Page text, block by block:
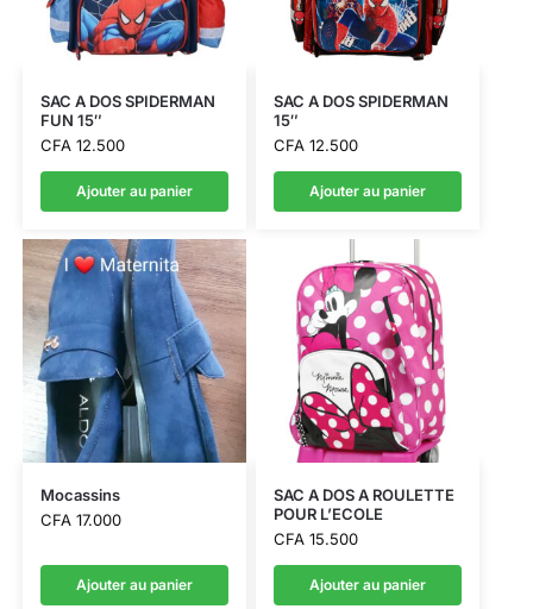
SAC A DOS SPIDERMAN
FUN 15″
CFA12.500
Ajouter au panier
SAC A DOS SPIDERMAN
15″
CFA12.500
Ajouter au panier
Mocassins
CFA17.000
Ajouter au panier
SAC A DOS A ROULETTE
POUR L’ECOLE
CFA15.500
Ajouter au panier